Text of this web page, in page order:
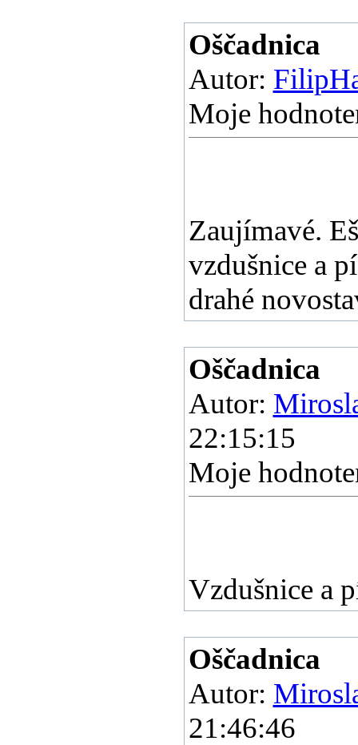
Oščadnica
Autor:
Moje
Zaujímavé.
vzdušnice a
drahé
Oščadnica
Autor:
22:15:15
Moje
Vzdušnice a
Oščadnica
Autor:
21:46:46